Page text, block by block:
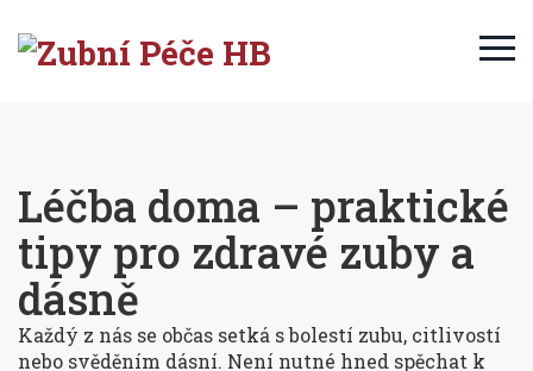
Léčba doma – praktické
tipy pro zdravé zuby a
dásně
Každý z nás se občas setká s bolestí zubu, citlivostí
nebo svěděním dásní. Není nutné hned spěchat k